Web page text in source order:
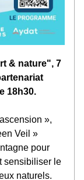
& nature", 7
18h30.
»,
Veil »
pour
sensibiliser le
naturels.